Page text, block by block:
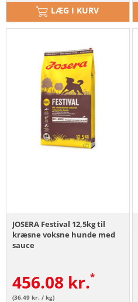
LÆG I KURV
JOSERA Festival 12,5kg til
kræsne voksne hunde med
sauce
456.08 kr.
(36.49 kr. / kg)